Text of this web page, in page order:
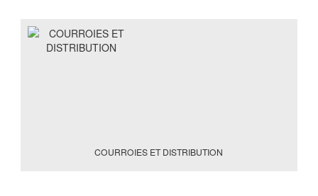
COURROIES ET DISTRIBUTION